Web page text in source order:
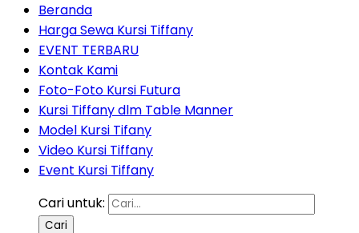
Beranda
Harga Sewa Kursi Tiffany
EVENT TERBARU
Kontak Kami
Foto-Foto Kursi Futura
Kursi Tiffany dlm Table Manner
Model Kursi Tifany
Video Kursi Tiffany
Event Kursi Tiffany
Cari untuk: